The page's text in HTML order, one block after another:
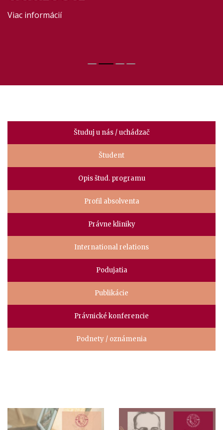
dni
Viac informácií
Viac informácií
mojej fakulty?
menu
Študuj u nás / uchádzač
Študent
Opis štud. programu
Profil absolventa
Právne kliniky
International relations
Podujatia
Publikácie
Právnické konferencie
Podnety / oznámenia